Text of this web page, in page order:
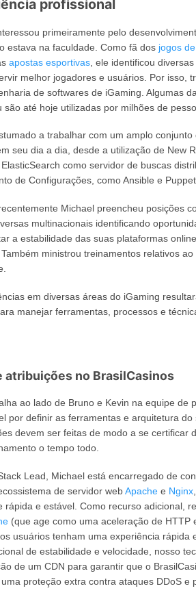
profissional
primeiramente pelo
estava na faculdade. Como fã dos jogos
apostas esportivas , ele identificou
melhor jogadores e usuários. Por isso,
de softwares de iGaming. Algumas
são até hoje utilizadas por milhões de
a trabalhar com um amplo
seu dia a dia, desde a utilização de New
como servidor de buscas
de Configurações, como Ansible e
Michael preencheu posições
multinacionais identificando
a estabilidade das suas plataformas
ministrou treinamentos relativos
em diversas áreas do iGaming
manejar ferramentas, processos e
atribuições no BrasilCasinos
ao lado de Bruno e Kevin na equipe de
por definir as ferramentas e arquitetura
devem ser feitas de modo a se certificar
o tempo todo.
Lead, Michael está encarregado de
de servidor webApache e Nginx
rápida e estável. Como recurso adicional,
(que age como uma aceleração de
usuários tenham uma experiência rápida
de estabilidade e velocidade, nosso
de um CDN para garantir que o
proteção extra contra ataques DDoS e